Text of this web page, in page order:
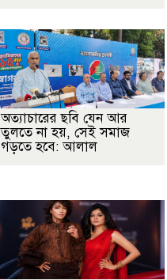
অত্যাচারের ছবি যেন আর
তুলতে না হয়, সেই সমাজ
গড়তে হবে: আলাল